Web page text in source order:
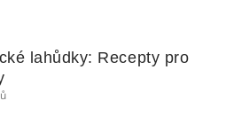
lahůdky: Recepty pro